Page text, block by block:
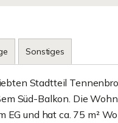
Sonstiges
Stadtteil
Süd-Balkon. Die
und hat ca. 75 m²